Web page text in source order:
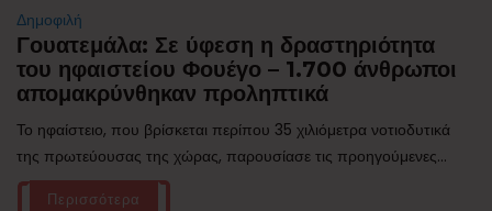
Δημοφιλή
Γουατεμάλα: Σε ύφεση η δραστηριότητα
του ηφαιστείου Φουέγο – 1.700 άνθρωποι
απομακρύνθηκαν προληπτικά
Το ηφαίστειο, που βρίσκεται περίπου 35 χιλιόμετρα νοτιοδυτικά
της πρωτεύουσας της χώρας, παρουσίασε τις προηγούμενες...
Περισσότερα